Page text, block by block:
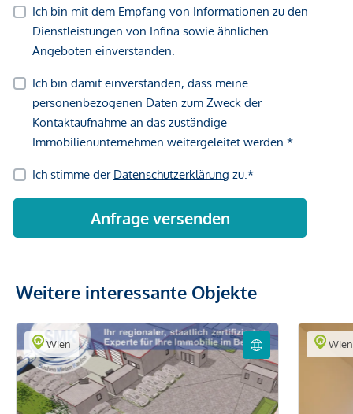
Weitere interessante Objekte
Wien Wien